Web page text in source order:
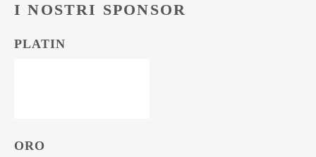
I NOSTRI SPONSOR
PLATIN
ORO